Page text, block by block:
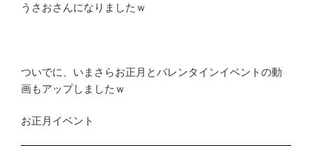
うさおさんになりましたｗ
ついでに、いまさらお正月とバレンタインイベントの動
画もアップしましたｗ
お正月イベント